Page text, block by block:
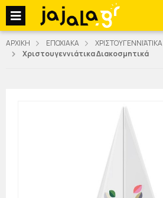
jajala Menu
ΑΡΧΙΚΗ ΕΠΟΧΙΑΚΑ
ΧΡΙΣΤΟΥΓΕΝΝΙΆΤΙΚΑ
Χριστουγεννιάτικα Διακοσμητικά